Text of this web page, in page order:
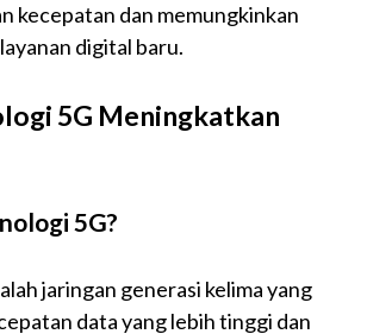
kecepatan dan memungkinkan
digital baru.
5G Meningkatkan
5G?
jaringan generasi kelima yang
data yang lebih tinggi dan